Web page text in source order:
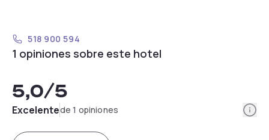
518 900 594
1 opiniones sobre este hotel
5,0/5
Excelentede 1 opiniones